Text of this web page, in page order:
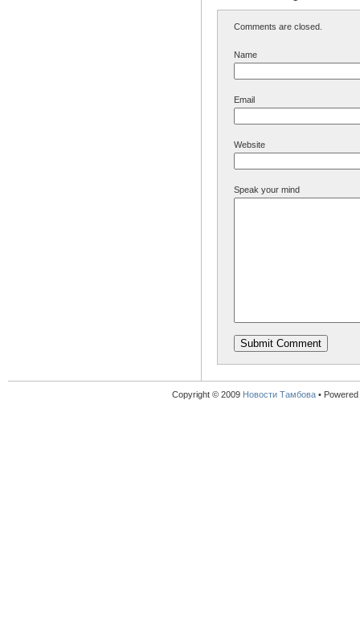
Comments are closed.
Name
Email
Website
Speak your mind
Copyright © 2009 Новости Тамбова •